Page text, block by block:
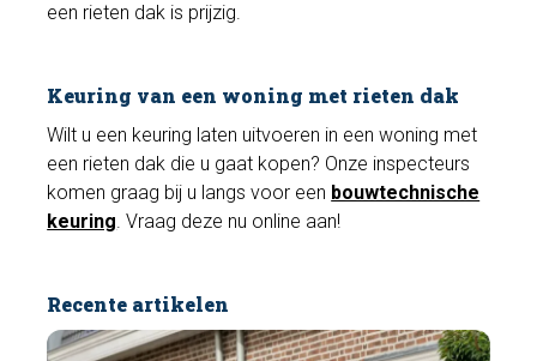
een rieten dak is prijzig.
Keuring van een woning met rieten dak
Wilt u een keuring laten uitvoeren in een woning met
een rieten dak die u gaat kopen? Onze inspecteurs
komen graag bij u langs voor een bouwtechnische
keuring. Vraag deze nu online aan!
Recente artikelen